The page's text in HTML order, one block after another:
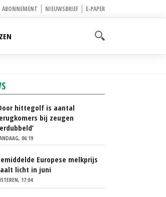
ABONNEMENT NIEUWSBRIEF E-PAPER
hittegolf is aantal
bij zeugen
06:19
Europese melkprijs
licht in juni
17:04